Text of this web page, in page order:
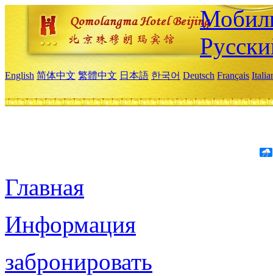
English 简体中文 繁體中文 日本語 한국어 Deutsch Français
Главная
Информация
забронировать